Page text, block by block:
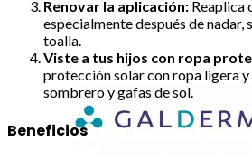
Renovar la aplicación: Reaplica
especialmente después de nadar,
toalla.
Viste a tus hijos con ropa
protección solar con ropa ligera y
sombrero y gafas de sol.
Beneficios